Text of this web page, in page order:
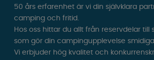
50 års erfarenhet är vi din självklara
camping och fritid.
Hos oss hittar du allt från reservdelar till
som gör din campingupplevelse
Vi erbjuder hög kvalitet och